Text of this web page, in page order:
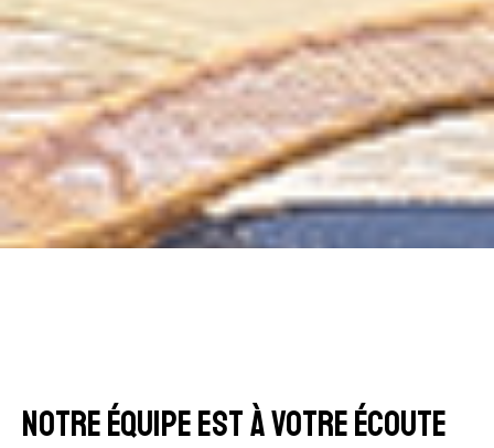
Notre équipe est à votre écoute